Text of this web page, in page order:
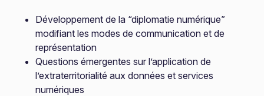
Développement de la “diplomatie numérique”
modifiant les modes de communication et de
représentation
Questions émergentes sur l’application de
l’extraterritorialité aux données et services
numériques